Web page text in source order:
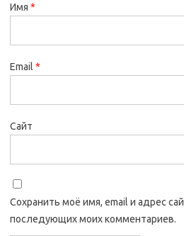
Имя *
Email *
Сайт
Сохранить моё имя, email и адрес
последующих моих комментариев.